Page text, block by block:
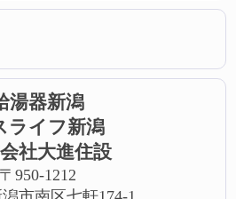
湯器新潟
ライフ新潟
社大進住設
〒950-1212